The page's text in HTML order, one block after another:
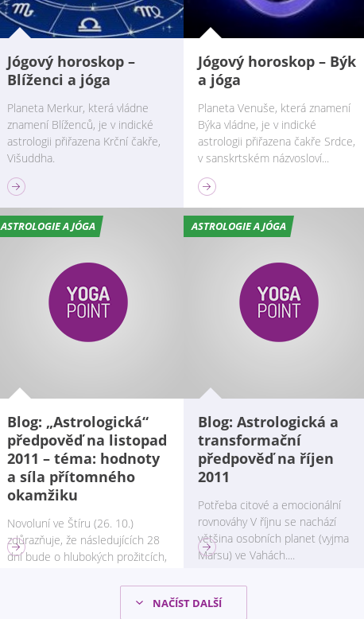
Jógový horoskop –
Blíženci a jóga
Planeta Merkur, která vládne
znamení Blíženců, je v indické
astrologii přiřazena Krční čakře,
Višuddha.
Jógový horoskop – Býk
a jóga
Planeta Venuše, která znamení
Býka vládne, je v indické
astrologii přiřazena čakře Srdce,
v sanskrtském názvosloví...
ASTROLOGIE A JÓGA
Blog: „Astrologická“
předpověď na listopad
2011 – téma: hodnoty
a síla přítomného
okamžiku
Novoluní ve Štíru (26. 10.)
zdůrazňuje, že následujících 28
dní bude o hlubokých prožitcích,
ASTROLOGIE A JÓGA
Blog: Astrologická a
transformační
předpověď na říjen
2011
Potřeba citové a emocionální
rovnováhy V říjnu se nachází
většina osobních planet (vyjma
Marsu) ve Vahách....
NAČÍST DALŠÍ